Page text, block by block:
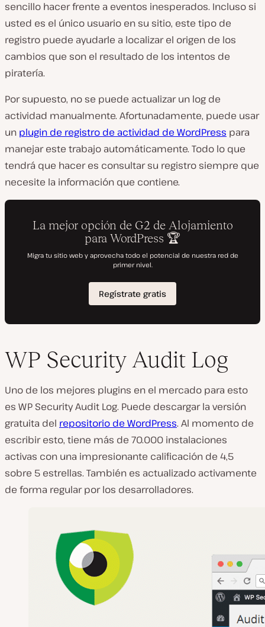
sencillo hacer frente a eventos inesperados. Incluso si
usted es el único usuario en su sitio, este tipo de
registro puede ayudarle a localizar el origen de los
cambios que son el resultado de los intentos de
piratería.
Por supuesto, no se puede actualizar un log de
actividad manualmente. Afortunadamente, puede usar
un plugin de registro de actividad de WordPress para
manejar este trabajo automáticamente. Todo lo que
tendrá que hacer es consultar su registro siempre que
necesite la información que contiene.
WP Security Audit Log
Uno de los mejores plugins en el mercado para esto
es WP Security Audit Log. Puede descargar la versión
gratuita del repositorio de WordPress. Al momento de
escribir esto, tiene más de 70.000 instalaciones
activas con una impresionante calificación de 4,5
sobre 5 estrellas. También es actualizado activamente
de forma regular por los desarrolladores.